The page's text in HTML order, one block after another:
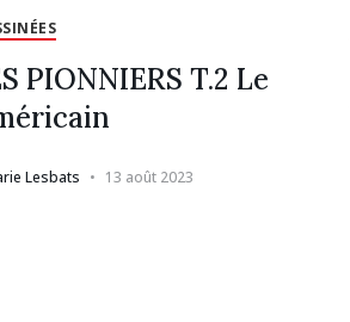
PIONNIERS T.2 Le
Lesbats 13 août 2023